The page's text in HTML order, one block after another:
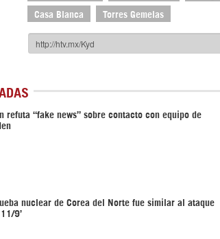
Casa Blanca Torres Gemelas
refuta “fake news” sobre contacto con equipo de
nuclear de Corea del Norte fue similar al ataque
9’